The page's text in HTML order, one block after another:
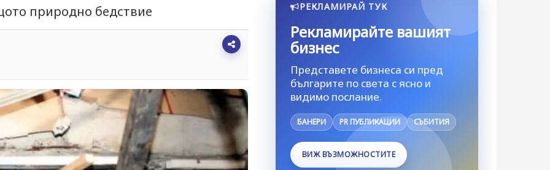
природно бедствие РЕКЛАМИРАЙ ТУК
Рекламирайте вашият
бизнес
Представете бизнеса си пред
българите по света с ясно и
видимо послание.
БАНЕРИ PR ПУБЛИКАЦИИ СЪБИТИЯ
ВИЖ ВЪЗМОЖНОСТИТЕ